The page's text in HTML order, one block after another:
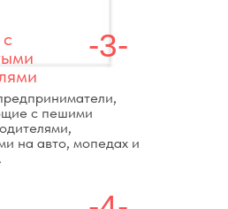
-3-
с пешими
на авто, мопедах и